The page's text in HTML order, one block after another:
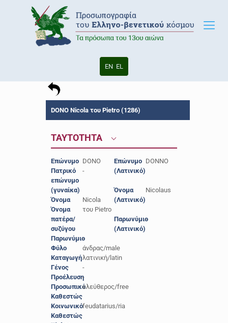
EN EL
DONO Nicola του Pietro (1286)
ΤΑΥΤΟΤΗΤΑ
Επώνυμο DONO
Πατρικό
επώνυμο
(γυναίκα)
-
Όνομα
Nicola
Όνομα
πατέρα/
συζύγου
του Pietro
Παρωνύμιο
-
Φύλο
άνδρας/male
Καταγωγήλατινική/latin
Γένος
-
Προέλευση-
Προσωπικό
Καθεστώς
ελεύθερος/free
Κοινωνικό
Καθεστώς
feudatarius/ria
Επώνυμο
(Λατινικό)
DONNO
Όνομα
(Λατινικό)
Nicolaus
Παρωνύμιο
(Λατινικό)
-